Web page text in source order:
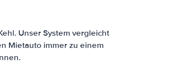
Unser System vergleicht
Mietauto immer zu einem